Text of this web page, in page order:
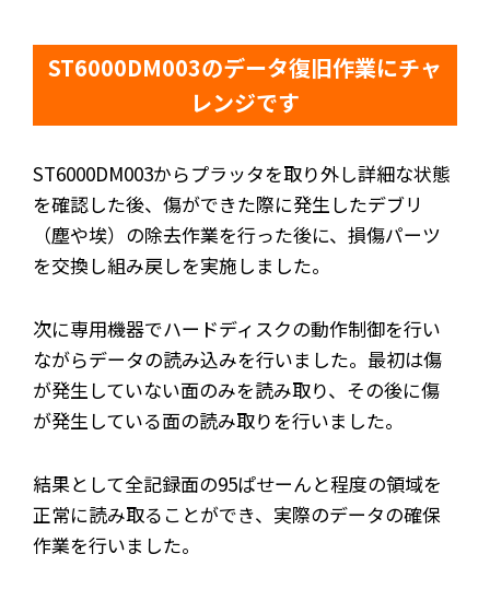
ST6000DM003のデータ復旧作業にチャ
レンジです
ST6000DM003からプラッタを取り外し詳細な状態
を確認した後、傷ができた際に発生したデブリ
（塵や埃）の除去作業を行った後に、損傷パーツ
を交換し組み戻しを実施しました。
次に専用機器でハードディスクの動作制御を行い
ながらデータの読み込みを行いました。最初は傷
が発生していない面のみを読み取り、その後に傷
が発生している面の読み取りを行いました。
結果として全記録面の95ぱせーんと程度の領域を
正常に読み取ることができ、実際のデータの確保
作業を行いました。